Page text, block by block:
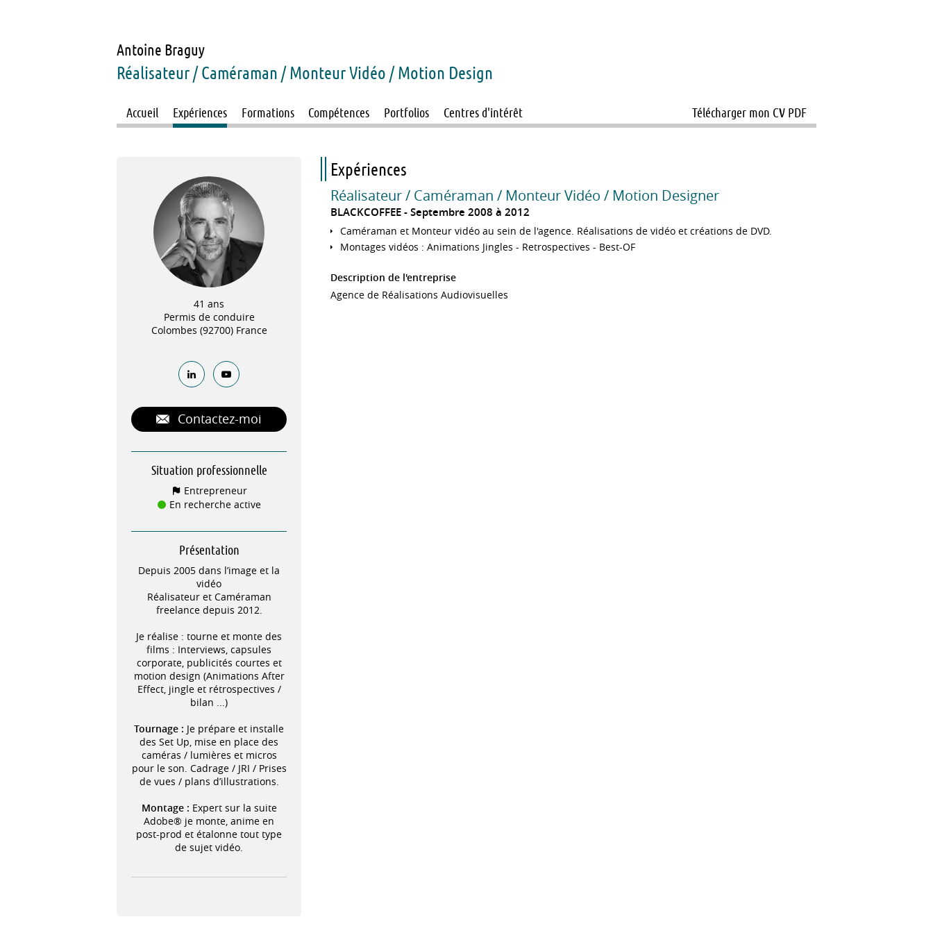
Antoine Braguy
Réalisateur / Caméraman / Monteur Vidéo / Motion Design
Accueil Expériences Formations Compétences Portfolios Centres d'intérêt Télécharger mon CV PDF
41 ans
Permis de conduire
Colombes (92700) France
Contactez-moi
Situation professionnelle
Entrepreneur
En recherche active
Présentation
Depuis 2005 dans l’image et la
vidéo
Réalisateur et Caméraman
freelance depuis 2012.
Je réalise : tourne et monte des
films : Interviews, capsules
corporate, publicités courtes et
motion design (Animations After
Effect, jingle et rétrospectives /
bilan ...)
Tournage : Je prépare et installe
des Set Up, mise en place des
caméras / lumières et micros
pour le son. Cadrage / JRI / Prises
de vues / plans d’illustrations.
Montage : Expert sur la suite
Adobe® je monte, anime en
post-prod et étalonne tout type
de sujet vidéo.
Expériences
Réalisateur / Caméraman / Monteur Vidéo / Motion Designer
BLACKCOFFEE Septembre 2008 à 2012
Caméraman et Monteur vidéo au sein de l'agence. Réalisations de vidéo et créations de DVD.
Montages vidéos : Animations Jingles - Retrospectives - Best-OF
Description de l'entreprise
Agence de Réalisations Audiovisuelles